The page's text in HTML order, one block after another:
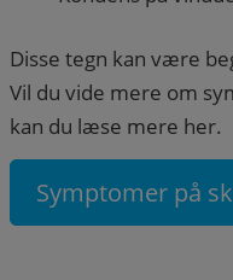
Disse tegn kan være
Vil du vide mere om
kan du læse mere her.
Symptomer på